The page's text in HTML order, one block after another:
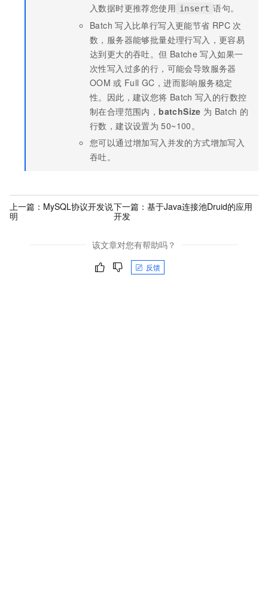
入数据时更推荐您使用 insert 语句。
Batch 写入比单行写入更能节省 RPC 次
数，服务器能够批量处理行写入，更容易
达到更大的吞吐。但 Batche 写入如果一
次性写入过多的行，可能会导致服务器
OOM 或 Full GC，进而影响服务稳定
性。因此，建议您将 Batch 写入的行数控
制在合理范围内，batchSize 为 Batch 的
行数，建议设置为 50~100。
您可以通过增加写入并发的方式增加写入
吞吐。
上一篇： MySQL协议开发说
明
下一篇：基于Java连接池Druid的应用
开发
该文章对您有帮助吗？
反馈